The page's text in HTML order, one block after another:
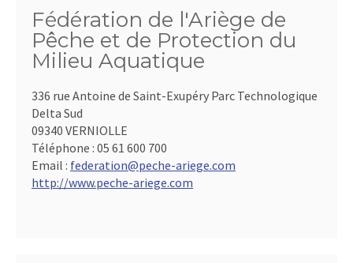
Fédération de l'Ariège de
Pêche et de Protection du
Milieu Aquatique
336 rue Antoine de Saint-Exupéry Parc Technologique
Delta Sud
09340 VERNIOLLE
Téléphone : 05 61 600 700
Email : federation@peche-ariege.com
http://www.peche-ariege.com